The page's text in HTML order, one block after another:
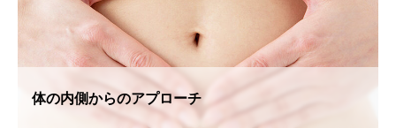
体の内側からのアプローチ